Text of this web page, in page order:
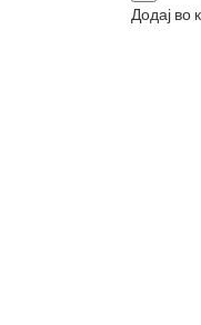
Додај во